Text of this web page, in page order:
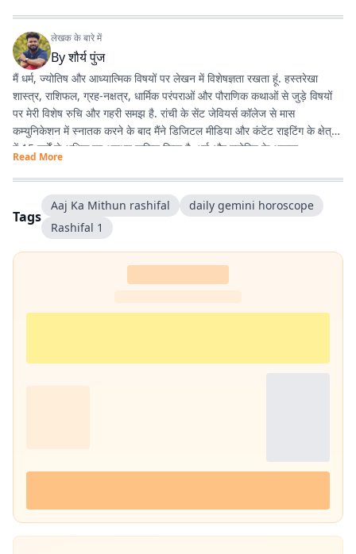
लेखक के बारे में
Byशौर्य पुंज
मैं धर्म, ज्योतिष और आध्यात्मिक विषयों पर लेखन में विशेषज्ञता रखता हूं. हस्तरेखा
शास्त्र, राशिफल, ग्रह-नक्षत्र, धार्मिक परंपराओं और पौराणिक कथाओं से जुड़े विषयों
पर मेरी विशेष रुचि और गहरी समझ है. रांची के सेंट जेवियर्स कॉलेज से मास
कम्युनिकेशन में स्नातक करने के बाद मैंने डिजिटल मीडिया और कंटेंट राइटिंग के क्षेत्र
में 15 वर्षों से अधिक का अनुभव हासिल किया है. धर्म और ज्योतिष के अलावा
एंटरटेनमेंट, लाइफस्टाइल और शिक्षा जैसे विषयों पर भी लगातार लेखन करता रहा हूं.
मेरी कोशिश रहती है कि जटिल विषयों को आसान, रोचक और भरोसेमंद तरीके से पाठकों
तक पहुंचाया जाए.
Read More
Tags
Aaj Ka Mithun rashifal
daily gemini horoscope
Rashifal​​​​​​​​​​​​​​​​ 1